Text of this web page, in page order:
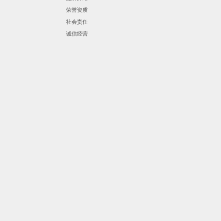
荣誉资质
社会责任
诚信经营